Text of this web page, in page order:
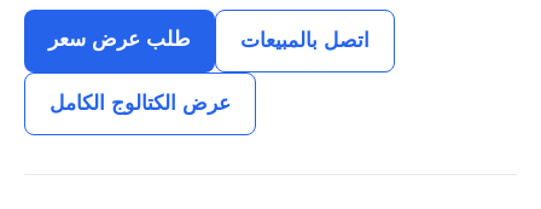
طلب عرض سعر اتصل بالمبيعات
عرض الكتالوج الكامل